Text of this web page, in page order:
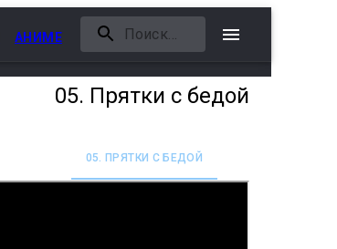
АНИМЕ
05. Прятки с бедой
05. ПРЯТКИ С БЕДОЙ